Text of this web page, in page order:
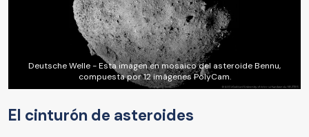
Deutsche Welle - Esta imagen en mosaico del asteroide Bennu,
compuesta por 12 imágenes PolyCam.
El cinturón de asteroides